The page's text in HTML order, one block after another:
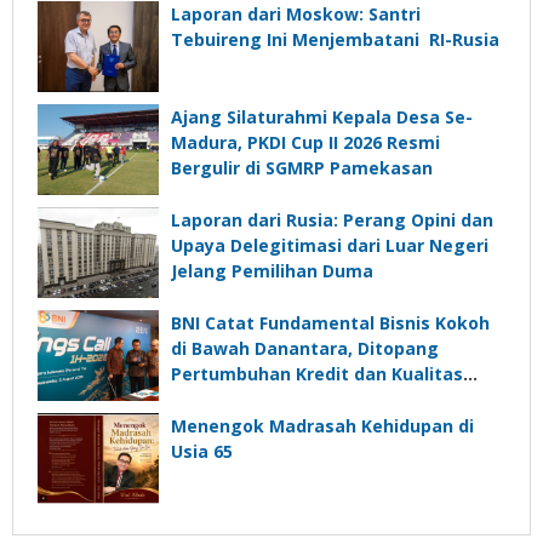
Laporan dari Moskow: Santri
Tebuireng Ini Menjembatani RI-Rusia
Ajang Silaturahmi Kepala Desa Se-
Madura, PKDI Cup II 2026 Resmi
Bergulir di SGMRP Pamekasan
Laporan dari Rusia: Perang Opini dan
Upaya Delegitimasi dari Luar Negeri
Jelang Pemilihan Duma
BNI Catat Fundamental Bisnis Kokoh
di Bawah Danantara, Ditopang
Pertumbuhan Kredit dan Kualitas
Menengok Madrasah Kehidupan di
Usia 65